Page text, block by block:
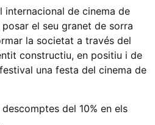
internacional de cinema de
el seu granet de sorra
la societat a través del
constructiu, en positiu i de
una festa del cinema de
descomptes del 10% en els